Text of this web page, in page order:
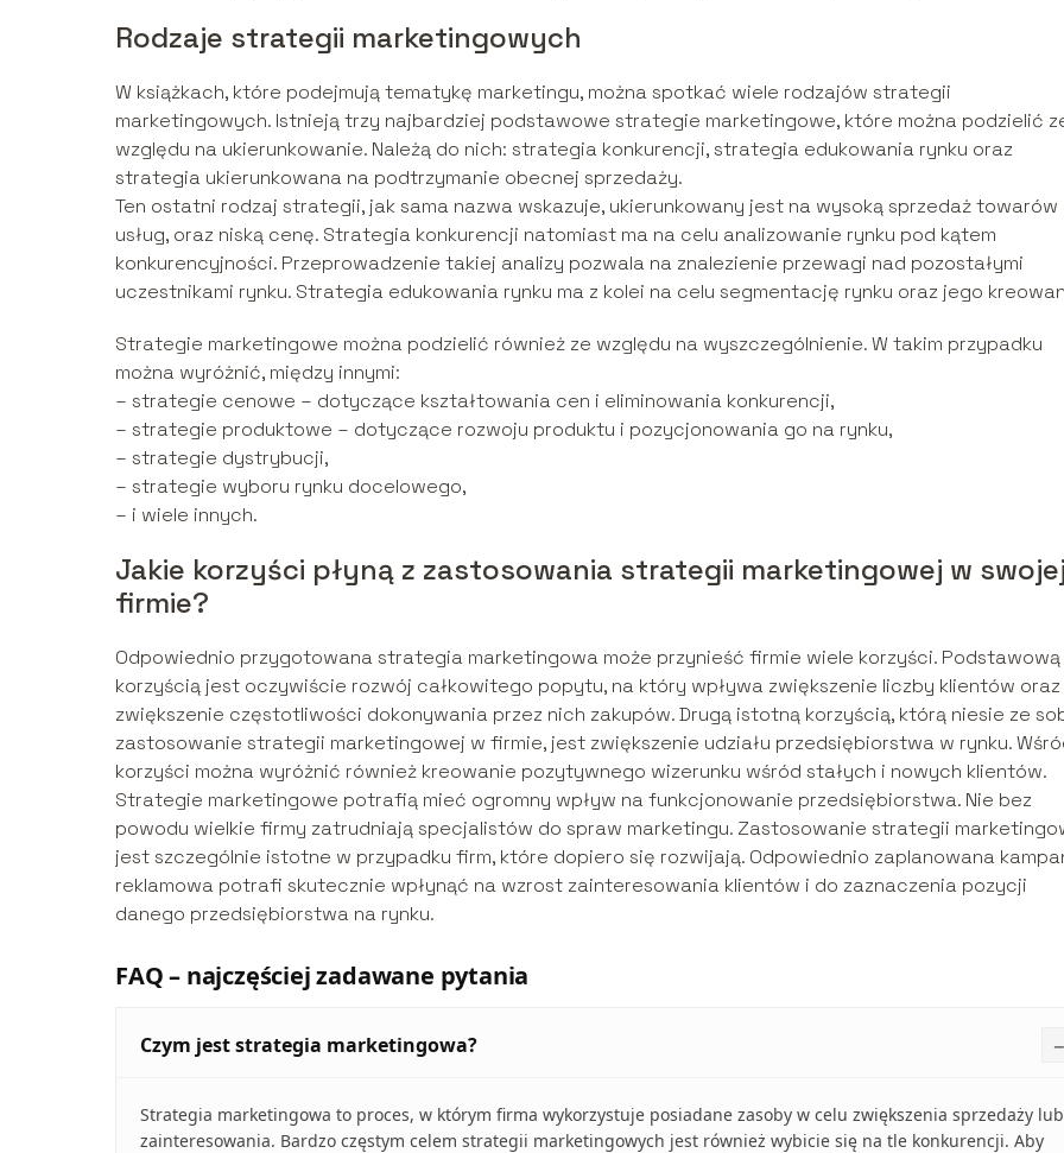
Rodzaje strategii marketingowych
W książkach, które podejmują tematykę marketingu, można spotkać wiele rodzajów strategii
marketingowych. Istnieją trzy najbardziej podstawowe strategie marketingowe, które można podzielić
względu na ukierunkowanie. Należą do nich: strategia konkurencji, strategia edukowania rynku oraz
strategia ukierunkowana na podtrzymanie obecnej sprzedaży.
Ten ostatni rodzaj strategii, jak sama nazwa wskazuje, ukierunkowany jest na wysoką sprzedaż towarów
usług, oraz niską cenę. Strategia konkurencji natomiast ma na celu analizowanie rynku pod kątem
konkurencyjności. Przeprowadzenie takiej analizy pozwala na znalezienie przewagi nad pozostałymi
uczestnikami rynku. Strategia edukowania rynku ma z kolei na celu segmentację rynku oraz jego
Strategie marketingowe można podzielić również ze względu na wyszczególnienie. W takim przypadku
można wyróżnić, między innymi:
– strategie cenowe – dotyczące kształtowania cen i eliminowania konkurencji,
– strategie produktowe – dotyczące rozwoju produktu i pozycjonowania go na rynku,
– strategie dystrybucji,
– strategie wyboru rynku docelowego,
– i wiele innych.
Jakie korzyści płyną z zastosowania strategii marketingowej w
firmie?
Odpowiednio przygotowana strategia marketingowa może przynieść firmie wiele korzyści. Podstawową
korzyścią jest oczywiście rozwój całkowitego popytu, na który wpływa zwiększenie liczby klientów oraz
zwiększenie częstotliwości dokonywania przez nich zakupów. Drugą istotną korzyścią, którą niesie ze
zastosowanie strategii marketingowej w firmie, jest zwiększenie udziału przedsiębiorstwa w rynku.
korzyści można wyróżnić również kreowanie pozytywnego wizerunku wśród stałych i nowych klientów.
Strategie marketingowe potrafią mieć ogromny wpływ na funkcjonowanie przedsiębiorstwa. Nie bez
powodu wielkie firmy zatrudniają specjalistów do spraw marketingu. Zastosowanie strategii
jest szczególnie istotne w przypadku firm, które dopiero się rozwijają. Odpowiednio zaplanowana
reklamowa potrafi skutecznie wpłynąć na wzrost zainteresowania klientów i do zaznaczenia pozycji
danego przedsiębiorstwa na rynku.
FAQ – najczęściej zadawane pytania
Czym jest strategia marketingowa?
Strategia marketingowa to proces, w którym firma wykorzystuje posiadane zasoby w celu zwiększenia sprzedaży lub
zainteresowania. Bardzo częstym celem strategii marketingowych jest również wybicie się na tle konkurencji. Aby